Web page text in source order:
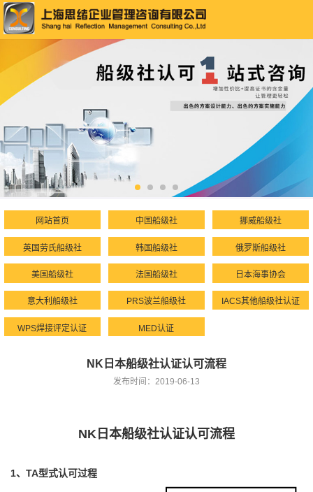
网站首页 中国船级社 挪威船级社
英国劳氏船级社 韩国船级社 俄罗斯船级社
美国船级社 法国船级社 日本海事协会
意大利船级社 PRS波兰船级社 IACS其他船级社认证
WPS焊接评定认证 MED认证
NK日本船级社认证认可流程
发布时间：2019-06-13
NK日本船级社认证认可流程
1、TA型式认可过程